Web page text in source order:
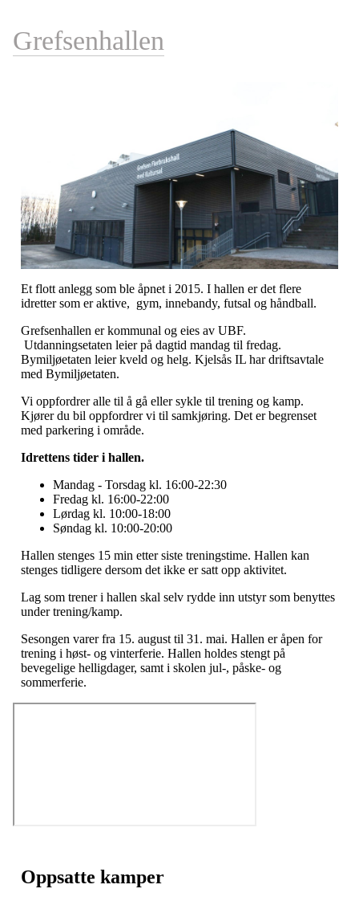
Grefsenhallen
Et flott anlegg som ble åpnet i 2015. I hallen er det flere
idretter som er aktive, gym, innebandy, futsal og håndball.
Grefsenhallen er kommunal og eies av UBF.
Utdanningsetaten leier på dagtid mandag til fredag.
Bymiljøetaten leier kveld og helg. Kjelsås IL har driftsavtale
med Bymiljøetaten.
Vi oppfordrer alle til å gå eller sykle til trening og kamp.
Kjører du bil oppfordrer vi til samkjøring. Det er begrenset
med parkering i område.
Idrettens tider i hallen.
Mandag - Torsdag kl. 16:00-22:30
Fredag kl. 16:00-22:00
Lørdag kl. 10:00-18:00
Søndag kl. 10:00-20:00
Hallen stenges 15 min etter siste treningstime. Hallen kan
stenges tidligere dersom det ikke er satt opp aktivitet.
Lag som trener i hallen skal selv rydde inn utstyr som benyttes
under trening/kamp.
Sesongen varer fra 15. august til 31. mai. Hallen er åpen for
trening i høst- og vinterferie. Hallen holdes stengt på
bevegelige helligdager, samt i skolen jul-, påske- og
sommerferie.
Oppsatte kamper